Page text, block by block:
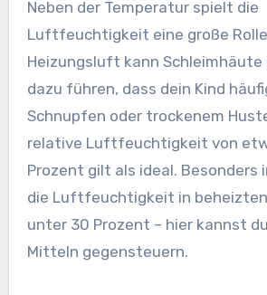
Neben der Temperatur spielt die
Luftfeuchtigkeit eine große
Heizungsluft kann Schleimhäute
dazu führen, dass dein Kind
Schnupfen oder trockenem
relative Luftfeuchtigkeit von
Prozent gilt als ideal. Besonders
die Luftfeuchtigkeit in
unter 30 Prozent – hier kannst
Mitteln gegensteuern.